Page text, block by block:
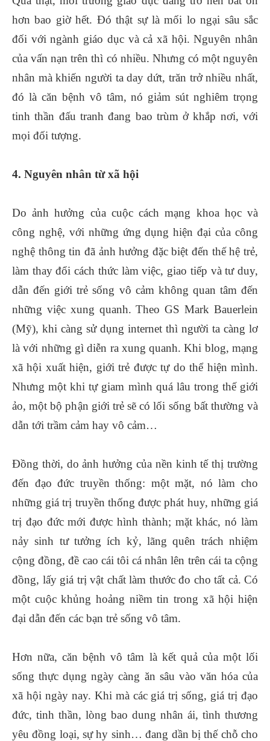
hơn bao giờ hết. Đó thật sự là mối lo ngại sâu sắc
đối với ngành giáo dục và cả xã hội. Nguyên nhân
của vấn nạn trên thì có nhiều. Nhưng có một nguyên
nhân mà khiến người ta day dứt, trăn trở nhiều nhất,
đó là căn bệnh vô tâm, nó giảm sút nghiêm trọng
tinh thần đấu tranh đang bao trùm ở khắp nơi, với
mọi đối tượng.
4. Nguyên nhân từ xã hội
Do ảnh hưởng của cuộc cách mạng khoa học và
công nghệ, với những ứng dụng hiện đại của công
nghệ thông tin đã ảnh hưởng đặc biệt đến thế hệ trẻ,
làm thay đổi cách thức làm việc, giao tiếp và tư duy,
dẫn đến giới trẻ sống vô cảm không quan tâm đến
những việc xung quanh. Theo GS Mark Bauerlein
(Mỹ), khi càng sử dụng internet thì người ta càng lơ
là với những gì diễn ra xung quanh. Khi blog, mạng
xã hội xuất hiện, giới trẻ được tự do thể hiện mình.
Nhưng một khi tự giam mình quá lâu trong thế giới
ảo, một bộ phận giới trẻ sẽ có lối sống bất thường và
dẫn tới trầm cảm hay vô cảm…
Đồng thời, do ảnh hưởng của nền kinh tế thị trường
đến đạo đức truyền thống: một mặt, nó làm cho
những giá trị truyền thống được phát huy, những giá
trị đạo đức mới được hình thành; mặt khác, nó làm
nảy sinh tư tưởng ích kỷ, lãng quên trách nhiệm
cộng đồng, đề cao cái tôi cá nhân lên trên cái ta cộng
đồng, lấy giá trị vật chất làm thước đo cho tất cả. Có
một cuộc khủng hoảng niềm tin trong xã hội hiện
đại dẫn đến các bạn trẻ sống vô tâm.
Hơn nữa, căn bệnh vô tâm là kết quả của một lối
sống thực dụng ngày càng ăn sâu vào văn hóa của
xã hội ngày nay. Khi mà các giá trị sống, giá trị đạo
đức, tinh thần, lòng bao dung nhân ái, tình thương
yêu đồng loại, sự hy sinh… đang dần bị thế chỗ cho